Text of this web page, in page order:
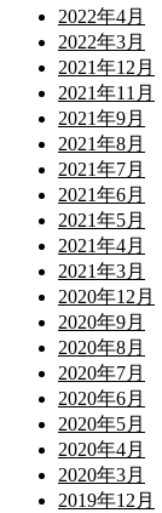
2022年4月
2022年3月
2021年12月
2021年11月
2021年9月
2021年8月
2021年7月
2021年6月
2021年5月
2021年4月
2021年3月
2020年12月
2020年9月
2020年8月
2020年7月
2020年6月
2020年5月
2020年4月
2020年3月
2019年12月